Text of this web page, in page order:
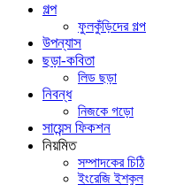
গল্প
ফুলকুঁড়িদের গল্প
উপন্যাস
ছড়া-কবিতা
লিড ছড়া
নিবন্ধ
নিজকে গড়ো
সায়েন্স ফিকশন
নিয়মিত
সম্পাদকের চিঠি
ইংরেজি ইশকুল